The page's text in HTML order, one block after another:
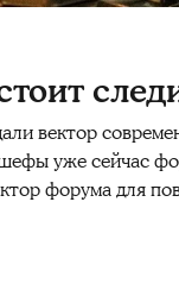
вектор
уже сейчас
форума для